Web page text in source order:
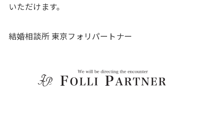
いただけます。
結婚相談所 東京フォリパートナー